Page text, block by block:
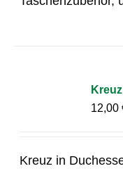
12,00
Kreuz in